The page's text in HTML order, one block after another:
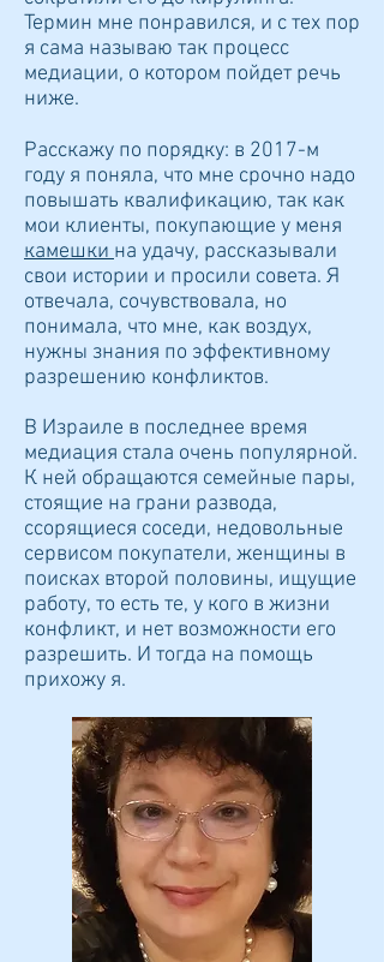
Термин мне понравился, и с тех пор
я сама называю так процесс
медиации, о котором пойдет речь
ниже.
Расскажу по порядку: в 2017-м
году я поняла, что мне срочно надо
повышать квалификацию, так как
мои клиенты, покупающие у меня
камешки на удачу, рассказывали
свои истории и просили совета. Я
отвечала, сочувствовала, но
понимала, что мне, как воздух,
нужны знания по эффективному
разрешению конфликтов.
В Израиле в последнее время
медиация стала очень популярной.
К ней обращаются семейные пары,
стоящие на грани развода,
ссорящиеся соседи, недовольные
сервисом покупатели, женщины в
поисках второй половины, ищущие
работу, то есть те, у кого в жизни
конфликт, и нет возможности его
разрешить. И тогда на помощь
прихожу я.